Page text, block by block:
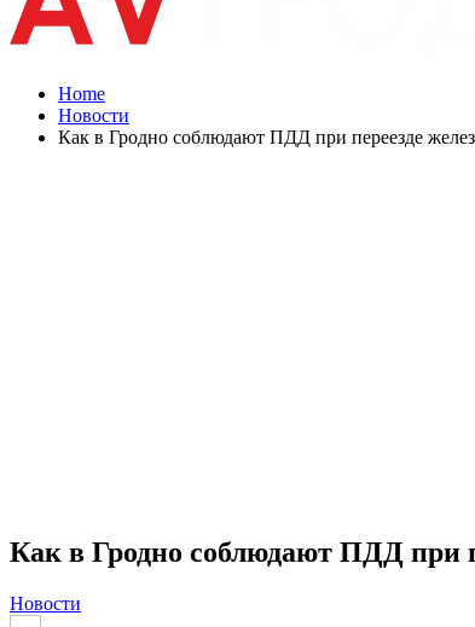
Home
Новости
Как в Гродно соблюдают ПДД при переезде
Как в Гродно соблюдают ПДД при
Новости